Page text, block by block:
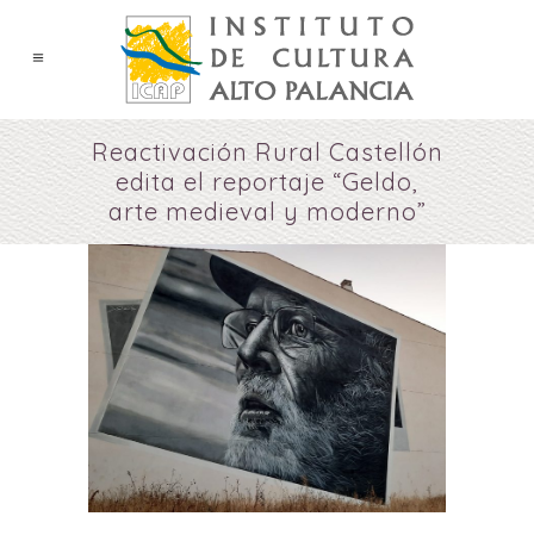
Reactivación Rural Castellón
edita el reportaje “Geldo,
arte medieval y moderno”